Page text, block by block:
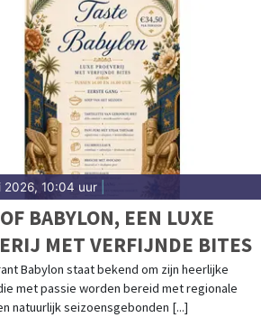
2026, 10:04 uur
BABYLON, EEN LUXE
MET VERFIJNDE BITES
Babylon staat bekend om zijn heerlijke
met passie worden bereid met regionale
natuurlijk seizoensgebonden [...]